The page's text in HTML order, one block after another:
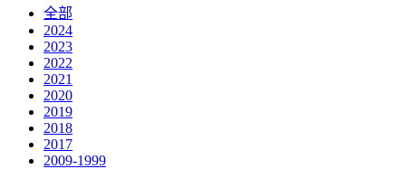
全部
2024
2023
2022
2021
2020
2019
2018
2017
2009-1999